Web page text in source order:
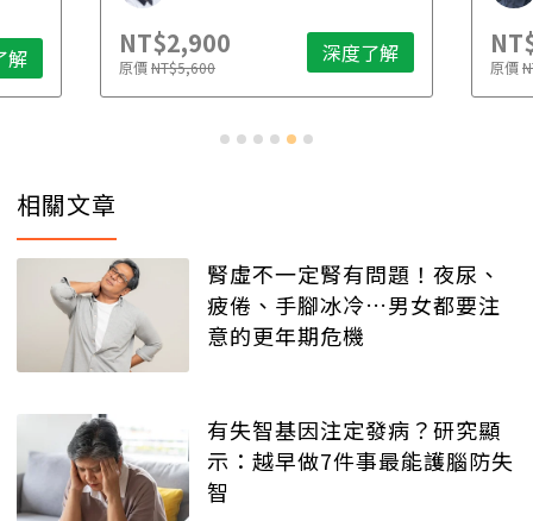
解 NT$2,900
原價NT$5,600 深度了解 原價
相關文章
腎虛不一定腎有問題！夜尿、
疲倦、手腳冰冷…男女都要注
意的更年期危機
有失智基因注定發病？研究顯
示：越早做7件事最能護腦防失
智